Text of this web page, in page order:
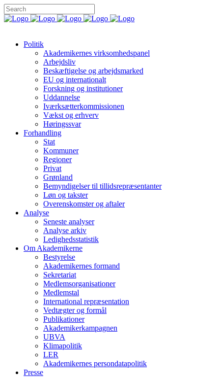
Politik
Akademikernes virksomhedspanel
Arbejdsliv
Beskæftigelse og arbejdsmarked
EU og internationalt
Forskning og institutioner
Uddannelse
Iværksætterkommissionen
Vækst og erhverv
Høringssvar
Forhandling
Stat
Kommuner
Regioner
Privat
Grønland
Bemyndigelser til tillidsrepræsentanter
Løn og takster
Overenskomster og aftaler
Analyse
Seneste analyser
Analyse arkiv
Ledighedsstatistik
Om Akademikerne
Bestyrelse
Akademikernes formand
Sekretariat
Medlemsorganisationer
Medlemstal
International repræsentation
Vedtægter og formål
Publikationer
Akademikerkampagnen
UBVA
Klimapolitik
LER
Akademikernes persondatapolitik
Presse